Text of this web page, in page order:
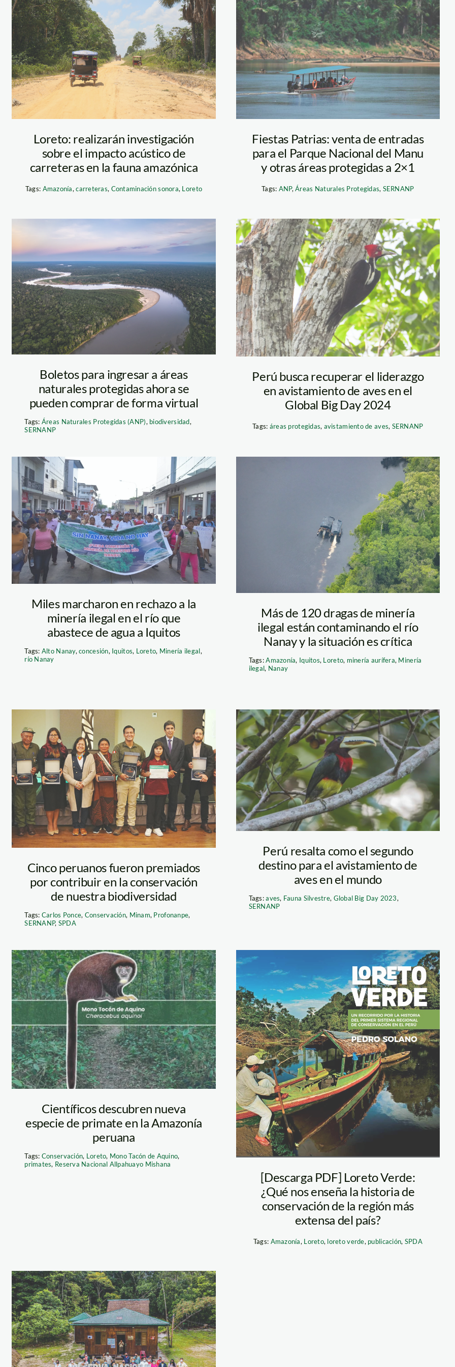
Carretera Jenaro
Herrera- Colonia
Angamos. Foto-
Vico Méndez-2
Loreto: realizarán investigación
sobre el impacto acústico de
carreteras en la fauna amazónica
Tags: Amazonía,carreteras, Contaminación sonora, Loreto
Parque Nacional
del Manu
y belleza
un destino
donde la
Fiestas Patrias: venta de entradas
para el Parque Nacional del Manu
y otras áreas protegidas a 2×1
Tags: ANP,Áreas Naturales Protegidas, SERNANP
Manu carretera
Diego Perez
SPDA
Boletos para ingresar a áreas
naturales protegidas ahora se
pueden comprar de forma virtual
Tags: Áreas Naturales Protegidas (ANP), biodiversidad,
SERNANP
RN Allpahuayo
Mishana-
Perú busca recuperar el liderazgo
en avistamiento de aves en el
Global Big Day 2024
Tags: áreas protegidas, avistamiento de aves, SERNANP
marcha
nanay_Angela
Rodriguez (5)
Miles marcharon en rechazo a la
minería ilegal en el río que
abastece de agua a Iquitos
Tags: Alto Nanay,concesión, Iquitos, Loreto, Minería ilegal,
río Nanay
Nanay-fotos
MAAAP (3)
Más de 120 dragas de minería
ilegal están contaminando el río
Nanay y la situación es crítica
Tags:Amazonía, Iquitos, Loreto, minería aurífera, Minería
ilegal, Nanay
premio-carlos-
ponce—sernanp
Cinco peruanos fueron premiados
por contribuir en la conservación
de nuestra biodiversidad
Tags: Carlos Ponce, Conservación, Minam, Profonanpe,
SERNANP, SPDA
PVC
Irapay_SERNANP
Perú resalta como el segundo
destino para el avistamiento de
aves en el mundo
Tags:aves, Fauna Silvestre, Global Big Day 2023,
SERNANP
mono_tacon_Stephen
D. Nash
Científicos descubren nueva
especie de primate en la Amazonía
peruana
Tags: Conservación, Loreto, Mono Tacón de Aquino,
primates, Reserva Nacional Allpahuayo Mishana
portada loreto
verde – spda
[Descarga PDF] Loreto Verde:
¿Qué nos enseña la historia de
conservación de la región más
extensa del país?
Tags: Amazonía, Loreto, loreto verde, publicación, SPDA
seminario-YO-
CONSERVO-